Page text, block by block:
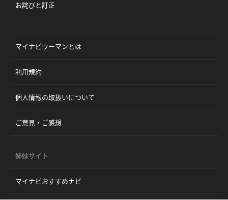
お詫びと訂正
マイナビウーマンとは
利用規約
個人情報の取扱いについて
ご意見・ご感想
姉妹サイト
マイナビおすすめナビ